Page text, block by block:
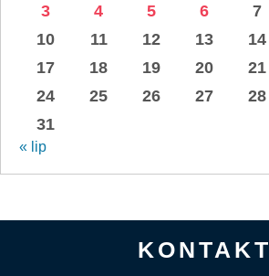
3
4 5 6 7
10
11 12 13 14
17
18 19 20 21
24
25 26 27 28
31
« lip
KONTAKT